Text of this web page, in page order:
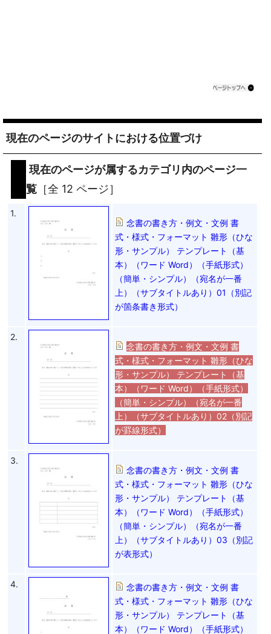
現在のページのサイトにおける位置づけ
現在のページが属するカテゴリ内のページ一
覧 ［全 12 ページ］
1.
念書の書き方・例文・文例 書
式・様式・フォーマット 雛形（ひな
形・サンプル） テンプレート（基
本）（ワード Word）（手紙形式）
（簡単・シンプル）（宛名が一番
上）（サブタイトルあり）01（別記
が箇条書き形式）
2.
念書の書き方・例文・文例 書
式・様式・フォーマット 雛形（ひな
形・サンプル） テンプレート（基
本）（ワード Word）（手紙形式）
（簡単・シンプル）（宛名が一番
上）（サブタイトルあり）02（別記
が罫線形式）
3.
念書の書き方・例文・文例 書
式・様式・フォーマット 雛形（ひな
形・サンプル） テンプレート（基
本）（ワード Word）（手紙形式）
（簡単・シンプル）（宛名が一番
上）（サブタイトルあり）03（別記
が表形式）
4.
念書の書き方・例文・文例 書
式・様式・フォーマット 雛形（ひな
形・サンプル） テンプレート（基
本）（ワード Word）（手紙形式）